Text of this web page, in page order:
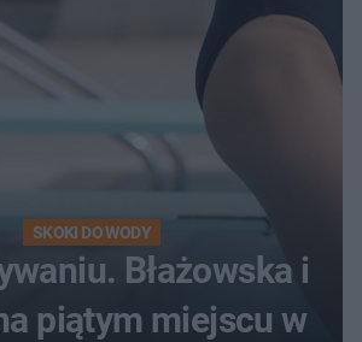
SKOKI DO WODY
Błażowska i
piątym miejscu w